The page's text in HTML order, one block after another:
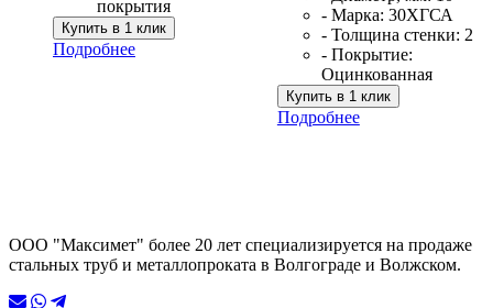
покрытия
Купить в 1 клик
Подробнее
- Марка: 30ХГСА
- Толщина стенки: 2
- Покрытие:
Оцинкованная
Купить в 1 клик
Подробнее
ООО "Максимет" более 20 лет специализируется на продаже
стальных труб и металлопроката в Волгограде и Волжском.